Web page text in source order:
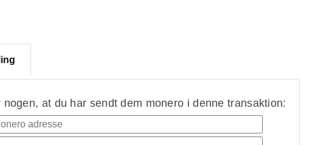
nogen, at du har sendt dem monero i denne transaktion: